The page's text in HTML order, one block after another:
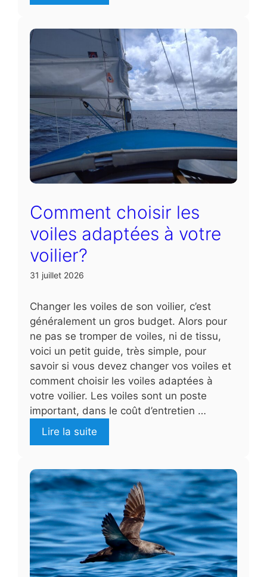
Comment choisir les
voiles adaptées à votre
voilier?
31 juillet 2026
Changer les voiles de son voilier, c’est
généralement un gros budget. Alors pour
ne pas se tromper de voiles, ni de tissu,
voici un petit guide, très simple, pour
savoir si vous devez changer vos voiles et
comment choisir les voiles adaptées à
votre voilier. Les voiles sont un poste
important, dans le coût d’entretien …
Lire la suite